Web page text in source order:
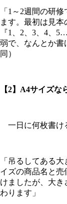
「1～2週間の研
ます。最初は見
『1、2、3、4、
弱で、なんとか書
同）
【2】A4サイズな
一日に何枚書け
「吊るしてある
イズの商品名と売
けましたが、大
わります」